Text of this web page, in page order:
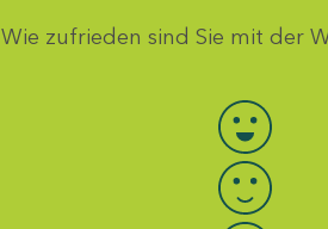
Wie zufrieden sind Sie mit der
Bewertung